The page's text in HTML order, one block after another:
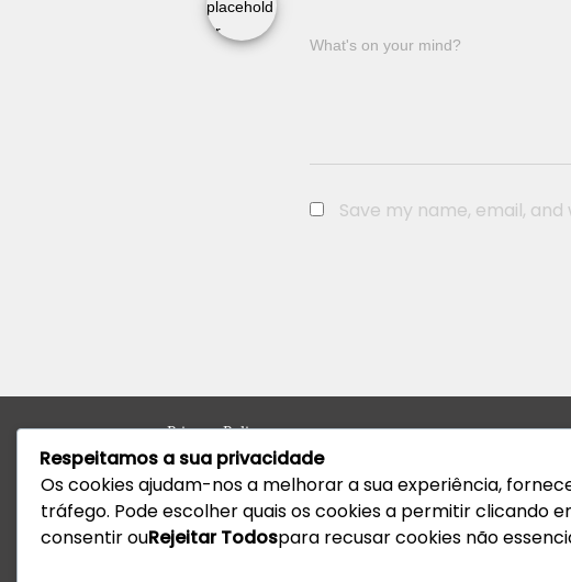
What's on your mind?
Save my name, email,
Privacy Policy
Work with us
Vizela
Respeitamos a sua privacidade
Os cookies ajudam-nos a melhorar a sua experiência,
tráfego. Pode escolher quais os cookies a permitir clicando
consentir ouRejeitar Todospara recusar cookies não